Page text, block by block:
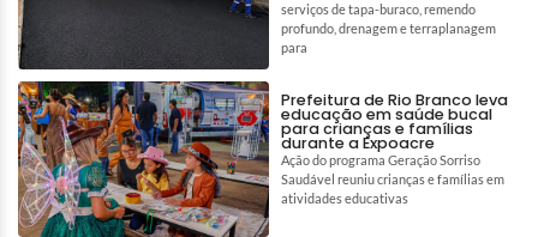
serviços de tapa-buraco, remendo
profundo, drenagem e terraplanagem
para
Prefeitura de Rio Branco leva
educação em saúde bucal
para crianças e famílias
durante a Expoacre
Ação do programa Geração Sorriso
Saudável reuniu crianças e famílias em
atividades educativas